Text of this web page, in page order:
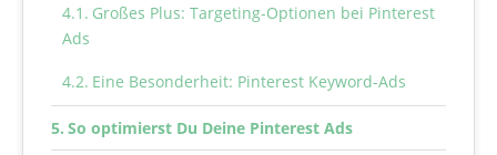
Großes Plus: Targeting-Optionen bei Pinterest
Ads
Eine Besonderheit: Pinterest Keyword-Ads
So optimierst Du Deine Pinterest Ads